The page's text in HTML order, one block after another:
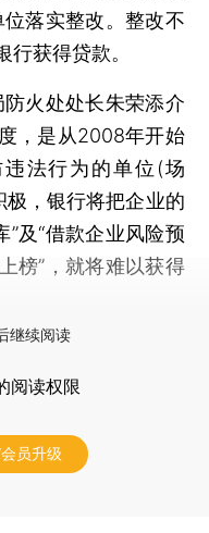
落实整改。整改不
行获得贷款。
火处处长朱荣添介
，是从2008年开始
法行为的单位(场
极，银行将把企业的
及“借款企业风险预
榜”，就将难以获得
继续阅读
阅读权限
员升级